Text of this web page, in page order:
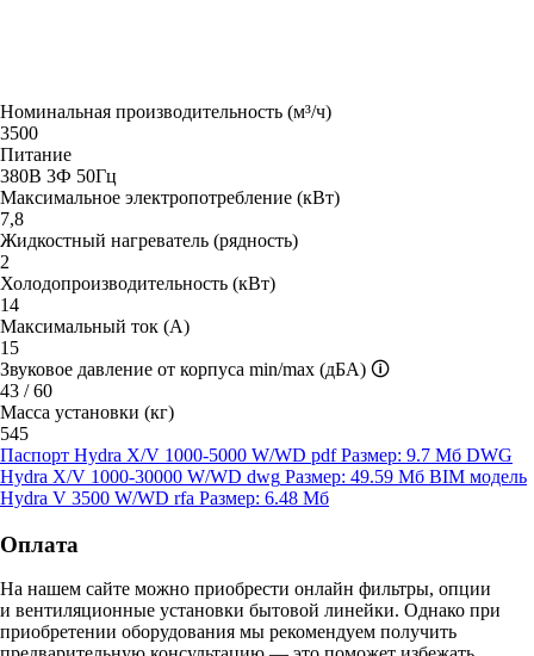
Номинальная производительность (м³/ч)
3500
Питание
380В 3Ф 50Гц
Максимальное электропотребление (кВт)
7,8
Жидкостный нагреватель (рядность)
2
Холодопроизводительность (кВт)
14
Максимальный ток (А)
15
Звуковое давление от корпуса min/max (дБА) 🛈
43 / 60
Масса установки (кг)
545
Паспорт Hydra X/V 1000-5000 W/WD pdf Размер: 9.7 Мб DWG
Hydra X/V 1000-30000 W/WD dwg Размер: 49.59 Мб BIM модель
Hydra V 3500 W/WD rfa Размер: 6.48 Мб
Оплата
На нашем сайте можно приобрести онлайн фильтры, опции
и вентиляционные установки бытовой линейки. Однако при
приобретении оборудования мы рекомендуем получить